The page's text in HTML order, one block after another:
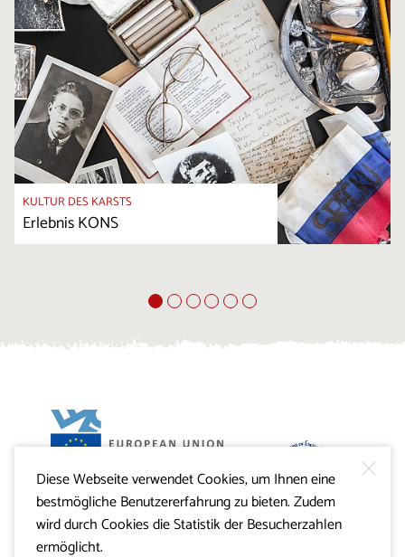
KULTUR DES KARSTS
Erlebnis KONS
Projekt Visitkras. Die Investition wird von der Republik
Slowenien und von der Europäischen Union aus dem
Europäischen Fonds für regionale Entwicklung
mitfinanziert.
Diese Webseite verwendet Cookies, um Ihnen eine
bestmögliche Benutzererfahrung zu bieten. Zudem
wird durch Cookies die Statistik der Besucherzahlen
ermöglicht.